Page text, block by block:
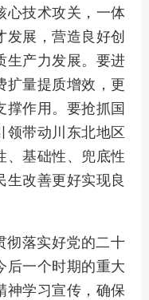
心技术攻关，一体
展，营造良好创
生产力发展。要进
扩量提质增效，更
撑作用。要抢抓国
领带动川东北地区
、基础性、兜底性
生改善更好实现良
彻落实好党的二十
后一个时期的重大
神学习宣传，确保